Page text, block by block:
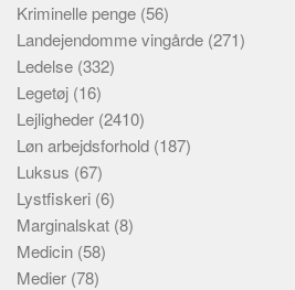
Kriminelle penge (56)
Landejendomme vingårde (271)
Ledelse (332)
Legetøj (16)
Lejligheder (2410)
Løn arbejdsforhold (187)
Luksus (67)
Lystfiskeri (6)
Marginalskat (8)
Medicin (58)
Medier (78)